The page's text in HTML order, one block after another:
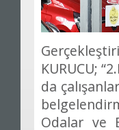
KURUCU;
da
Odalar ve